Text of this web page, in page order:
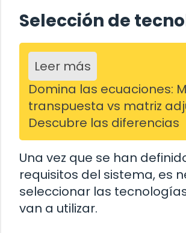
Selección de
Leer más
Domina las ecuaciones:
transpuesta vs matriz
Descubre las diferencias
Una vez que se han
requisitos del sistema, es
seleccionar las
van a utilizar.